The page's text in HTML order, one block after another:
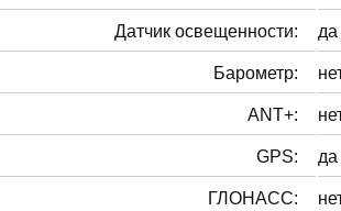
Датчик освещенности: да
Барометр:
ANT+:
GPS: да
ГЛОНАСС: